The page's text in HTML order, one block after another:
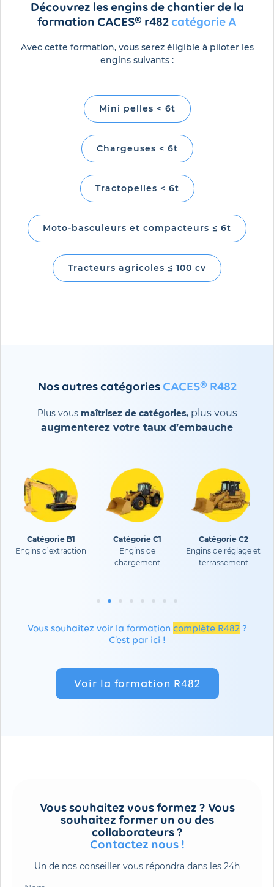
Découvrez les engins de chantier de la
formation CACES® r482catégorie A
Avec cette formation, vous serez éligible à piloter les
engins suivants :
Mini pelles < 6t
Chargeuses < 6t
Tractopelles < 6t
Moto-basculeurs et compacteurs ≤ 6t
Tracteurs agricoles ≤ 100 cv
Nos autres catégories CACES® R482
Plus vous maîtrisez de catégories, plus vous
augmenterez votre taux d’embauche
Catégorie B1
Engins d’extraction
Catégorie C1
Engins de
chargement
Catégorie C2
Engins de réglage et
terrassement
Vous souhaitez voir la formation complète R482?
C’est par ici !
Voir la formation R482
Vous souhaitez vous formez ? Vous
souhaitez former un ou des
collaborateurs ?
Contactez nous !
Un de nos conseiller vous répondra dans les 24h